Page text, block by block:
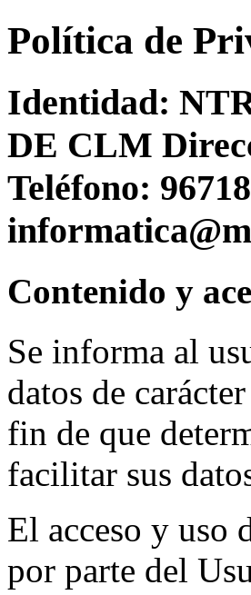
Política de
Identidad:
DE CLM
Teléfono:
Contenido y
Se informa al
datos de
fin de que
facilitar sus
El acceso y uso
por parte del